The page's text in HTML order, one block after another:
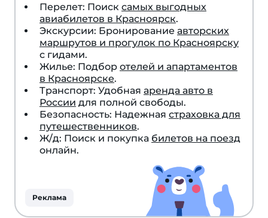
Перелет: Поиск самых выгодных
авиабилетов в Красноярск.
Экскурсии: Бронирование авторских
маршрутов и прогулок по Красноярску
с гидами.
Жилье: Подбор отелей и апартаментов
в Красноярске.
Транспорт: Удобная аренда авто в
России для полной свободы.
Безопасность: Надежная страховка для
путешественников.
Ж/д: Поиск и покупка билетов на поезд
онлайн.
Реклама